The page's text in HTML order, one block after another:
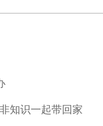
知识一起带回家